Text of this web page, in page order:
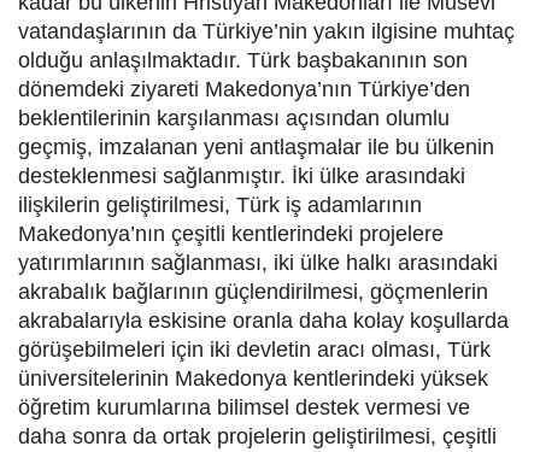
vatandaşlarının da Türkiye’nin yakın ilgisine muhtaç
olduğu anlaşılmaktadır. Türk başbakanının son
dönemdeki ziyareti Makedonya’nın Türkiye’den
beklentilerinin karşılanması açısından olumlu
geçmiş, imzalanan yeni antlaşmalar ile bu ülkenin
desteklenmesi sağlanmıştır. İki ülke arasındaki
ilişkilerin geliştirilmesi, Türk iş adamlarının
Makedonya’nın çeşitli kentlerindeki projelere
yatırımlarının sağlanması, iki ülke halkı arasındaki
akrabalık bağlarının güçlendirilmesi, göçmenlerin
akrabalarıyla eskisine oranla daha kolay koşullarda
görüşebilmeleri için iki devletin aracı olması, Türk
üniversitelerinin Makedonya kentlerindeki yüksek
öğretim kurumlarına bilimsel destek vermesi ve
daha sonra da ortak projelerin geliştirilmesi, çeşitli